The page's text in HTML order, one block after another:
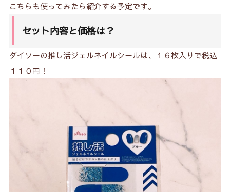
こちらも使ってみたら紹介する予定です。
セット内容と価格は？
ダイソーの推し活ジェルネイルシールは、１６枚入りで税込
１１０円！